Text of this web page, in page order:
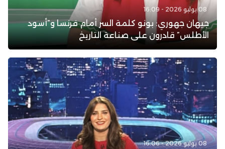
08 يوليو 2026 - 16:09
جيهان جهوري: بونو كلمة السر أمام فرنسا و”أسود
الأطلس” قادرون على صناعة التاريخ
08 يوليو 2026 - 16:06